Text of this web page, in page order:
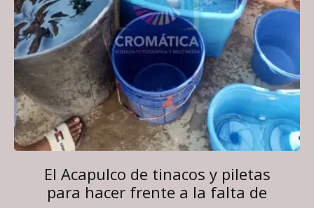
El Acapulco de tinacos y piletas
para hacer frente a la falta de